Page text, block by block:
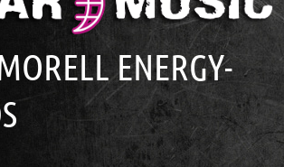
ENERGY-